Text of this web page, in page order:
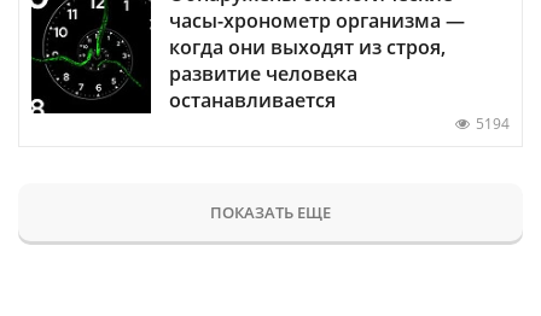
часы-хронометр организма —
когда они выходят из строя,
развитие человека
останавливается
5194
ПОКАЗАТЬ ЕЩЕ